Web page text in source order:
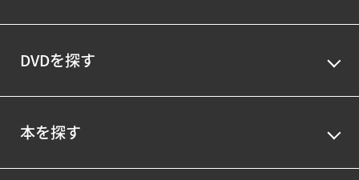
DVDを探す
本を探す